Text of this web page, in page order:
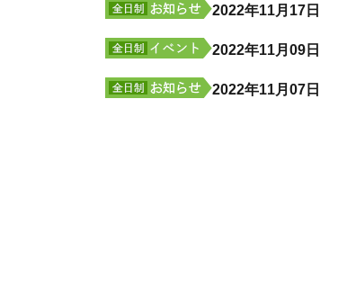
2022年11月17日
2022年11月09日
2022年11月07日